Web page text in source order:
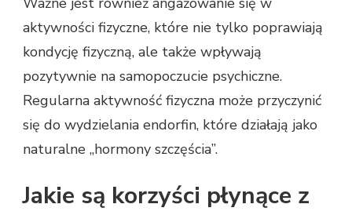
aktywności fizyczne, które nie tylko poprawiają
kondycję fizyczną, ale także wpływają
pozytywnie na samopoczucie psychiczne.
Regularna aktywność fizyczna może przyczynić
się do wydzielania endorfin, które działają jako
naturalne „hormony szczęścia”.
Jakie są korzyści płynące z